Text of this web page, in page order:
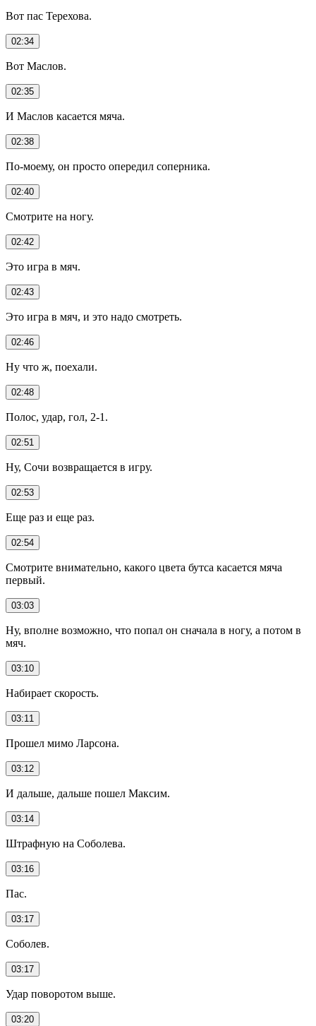
Вот пас Терехова.
02:34
Вот Маслов.
02:35
И Маслов касается мяча.
02:38
По-моему, он просто опередил соперника.
02:40
Смотрите на ногу.
02:42
Это игра в мяч.
02:43
Это игра в мяч, и это надо смотреть.
02:46
Ну что ж, поехали.
02:48
Полос, удар, гол, 2-1.
02:51
Ну, Сочи возвращается в игру.
02:53
Еще раз и еще раз.
02:54
Смотрите внимательно, какого цвета бутса касается мяча
первый.
03:03
Ну, вполне возможно, что попал он сначала в ногу, а потом в
мяч.
03:10
Набирает скорость.
03:11
Прошел мимо Ларсона.
03:12
И дальше, дальше пошел Максим.
03:14
Штрафную на Соболева.
03:16
Пас.
03:17
Соболев.
03:17
Удар поворотом выше.
03:20